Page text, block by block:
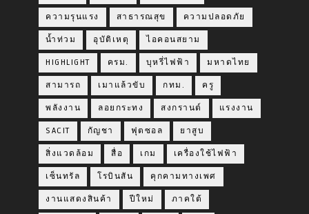
ความรุนแรง สาธารณสุข ความปลอดภัย
น้ำท่วม อุบัติเหตุ ไอคอนสยาม
HIGHLIGHT ครม. บุหรี่ไฟฟ้า มหาดไทย
สามารถ เมาแล้วขับ กทม. ครู
พลังงาน ลอยกระทง สงกรานต์ แรงงาน
SACIT กัญชา ฟุตซอล ยาสูบ
สิ่งแวดล้อม สื่อ เกม เครื่องใช้ไฟฟ้า
เซ็นทรัล โรบินสัน คุกคามทางเพศ
งานแสดงสินค้า ปีใหม่ ภาคใต้